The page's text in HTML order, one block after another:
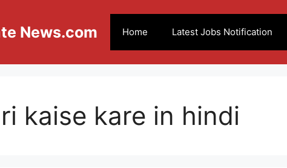
News.com Home Latest Jobs Notification
kaise kare in hindi